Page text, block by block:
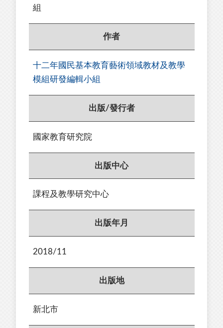
組
作者
十二年國民基本教育藝術領域教材及教學
模組研發編輯小組
出版/發行者
國家教育研究院
出版中心
課程及教學研究中心
出版年月
2018/11
出版地
新北市